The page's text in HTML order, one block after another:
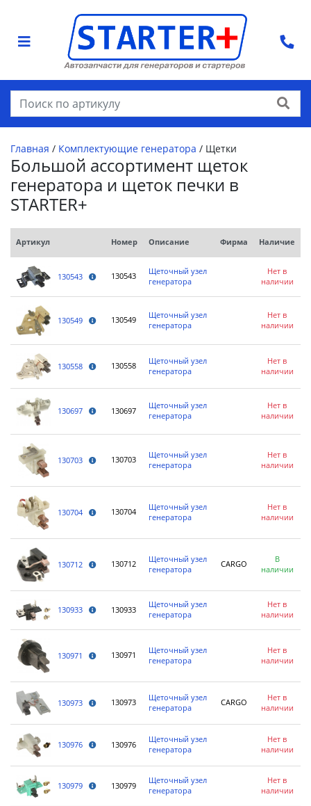
Найти
Главная / Комплектующие генератора / Щетки
Большой ассортимент щеток
генератора и щеток печки в
STARTER+
Артикул Номер Описание Фирма Наличие
130543 130543
Щеточный узел
генератора
Нет в
наличии
130549 130549
Щеточный узел
генератора
Нет в
наличии
130558 130558
Щеточный узел
генератора
Нет в
наличии
130697 130697
Щеточный узел
генератора
Нет в
наличии
130703 130703
Щеточный узел
генератора
Нет в
наличии
130704 130704
Щеточный узел
генератора
Нет в
наличии
130712 130712
Щеточный узел
генератора
CARGO
В
наличии
130933 130933
Щеточный узел
генератора
Нет в
наличии
130971 130971
Щеточный узел
генератора
Нет в
наличии
130973 130973
Щеточный узел
генератора
CARGO
Нет в
наличии
130976 130976
Щеточный узел
генератора
Нет в
наличии
130979 130979
Щеточный узел
генератора
Нет в
наличии